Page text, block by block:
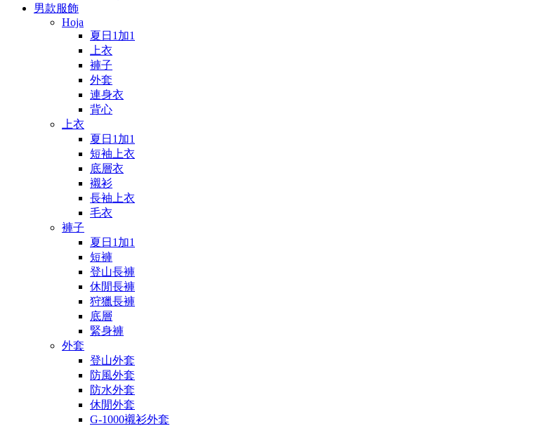
男款服飾
Hoja
夏日1加1
上衣
褲子
外套
連身衣
背心
上衣
夏日1加1
短袖上衣
底層衣
襯衫
長袖上衣
毛衣
褲子
夏日1加1
短褲
登山長褲
休閒長褲
狩獵長褲
底層
緊身褲
外套
登山外套
防風外套
防水外套
休閒外套
G-1000襯衫外套